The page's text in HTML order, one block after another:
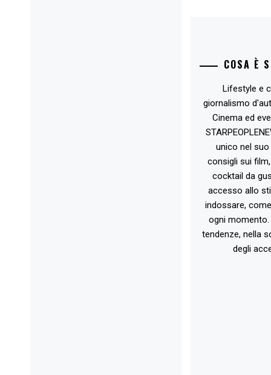
COSA È
Lifestyle e
giornalismo
Cinema ed
unico nel suo
consigli sui
cocktail da
accesso allo
indossare,
ogni
tendenze, nella
degli